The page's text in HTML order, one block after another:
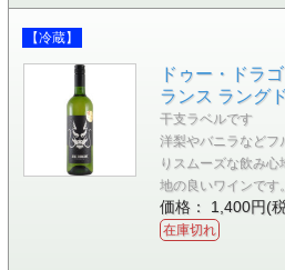
【冷蔵】
ドゥー・ドラ
ランス ラング
干支ラベルです
洋梨やバニラなどフ
りスムーズな飲み
地の良いワインです。
価格： 1,400円(
在庫切れ